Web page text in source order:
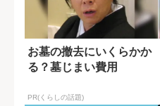
お墓の撤去にいくらかか
る？墓じまい費用
PR(くらしの話題)